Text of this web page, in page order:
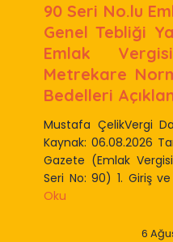
90 Seri No.lu
Genel Tebliği
Emlak
Metrekare
Bedelleri
Mustafa ÇelikVergi
Kaynak: 06.08.2026
Gazete (Emlak
Seri No: 90) 1. Giriş
Oku
6